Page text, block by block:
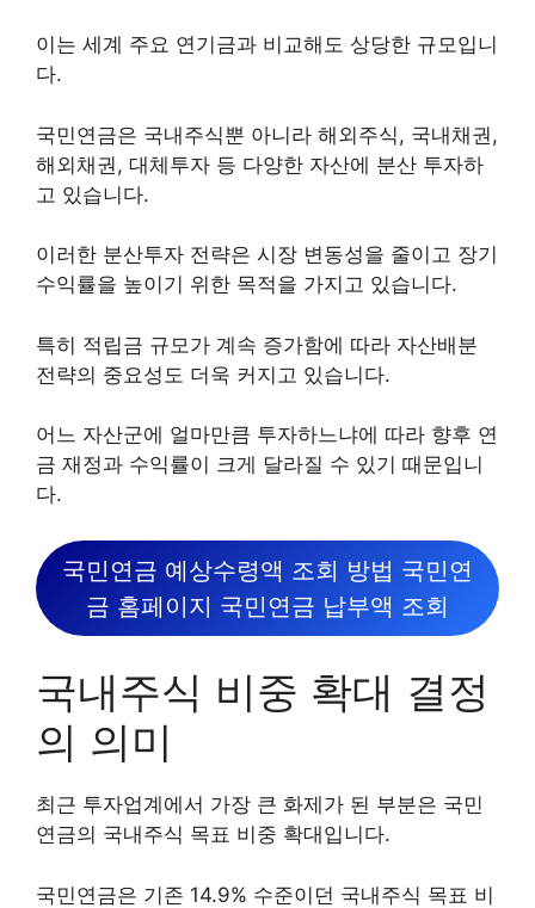
이는 세계 주요 연기금과 비교해도 상당한 규모입니
다.
국민연금은 국내주식뿐 아니라 해외주식, 국내채권,
해외채권, 대체투자 등 다양한 자산에 분산 투자하
고 있습니다.
이러한 분산투자 전략은 시장 변동성을 줄이고 장기
수익률을 높이기 위한 목적을 가지고 있습니다.
특히 적립금 규모가 계속 증가함에 따라 자산배분
전략의 중요성도 더욱 커지고 있습니다.
어느 자산군에 얼마만큼 투자하느냐에 따라 향후 연
금 재정과 수익률이 크게 달라질 수 있기 때문입니
다.
국민연금 예상수령액 조회 방법 국민연
금 홈페이지 국민연금 납부액 조회
국내주식 비중 확대 결정
의 의미
최근 투자업계에서 가장 큰 화제가 된 부분은 국민
연금의 국내주식 목표 비중 확대입니다.
국민연금은 기존 14.9% 수준이던 국내주식 목표 비